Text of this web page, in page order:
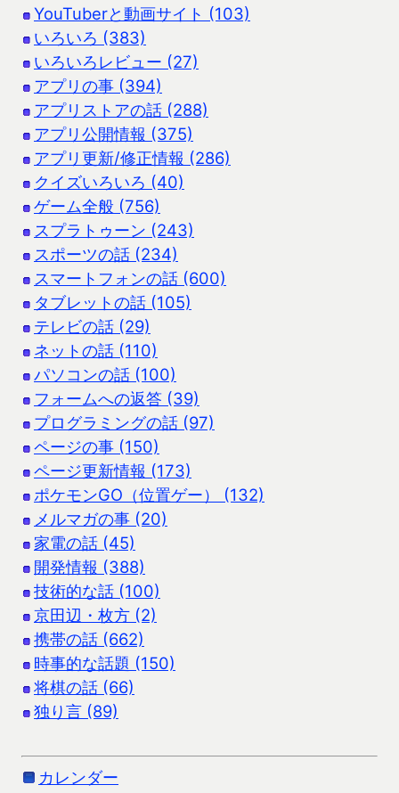
YouTuberと動画サイト (103)
いろいろ (383)
いろいろレビュー (27)
アプリの事 (394)
アプリストアの話 (288)
アプリ公開情報 (375)
アプリ更新/修正情報 (286)
クイズいろいろ (40)
ゲーム全般 (756)
スプラトゥーン (243)
スポーツの話 (234)
スマートフォンの話 (600)
タブレットの話 (105)
テレビの話 (29)
ネットの話 (110)
パソコンの話 (100)
フォームへの返答 (39)
プログラミングの話 (97)
ページの事 (150)
ページ更新情報 (173)
ポケモンGO（位置ゲー） (132)
メルマガの事 (20)
家電の話 (45)
開発情報 (388)
技術的な話 (100)
京田辺・枚方 (2)
携帯の話 (662)
時事的な話題 (150)
将棋の話 (66)
独り言 (89)
カレンダー